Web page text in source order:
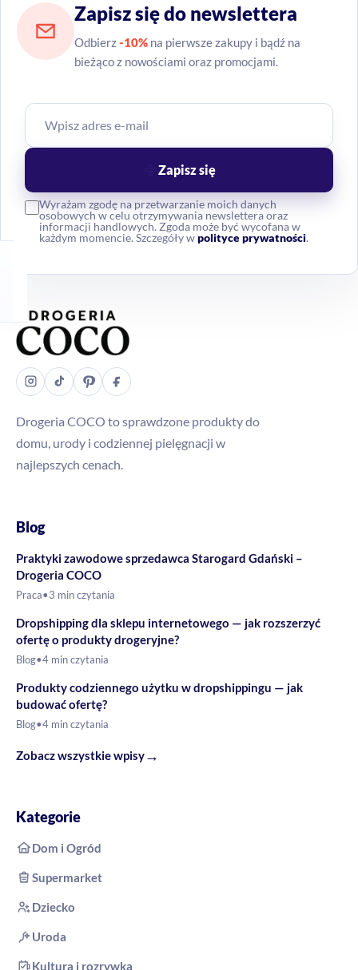
Zapisz się do newslettera
Odbierz-10% na pierwsze zakupy i bądź na
bieżąco z nowościami oraz promocjami.
Wyrażam zgodę na przetwarzanie moich danych
osobowych w celu otrzymywania newslettera oraz
informacji handlowych. Zgoda może być wycofana w
każdym momencie. Szczegóły wpolityce prywatności.
Zapisz się
Drogeria COCO to sprawdzone produkty do
domu, urody i codziennej pielęgnacji w
najlepszych cenach.
Blog
Praktyki zawodowe sprzedawca Starogard Gdański –
Drogeria COCO
Praca•3 min czytania
Dropshipping dla sklepu internetowego — jak rozszerzyć
ofertę o produkty drogeryjne?
Blog•4 min czytania
Produkty codziennego użytku w dropshippingu — jak
budować ofertę?
Blog•4 min czytania
Zobacz wszystkie wpisy→
Kategorie
Dom i Ogród
Supermarket
Dziecko
Uroda
Kultura i rozrywka